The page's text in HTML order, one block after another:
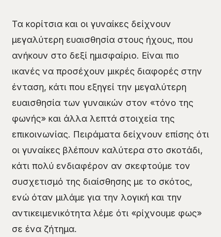
Τα κορίτσια και οι γυναίκες δείχνουν
μεγαλύτερη ευαισθησία στους ήχους, που
ανήκουν στο δεξί ημισφαίριο. Είναι πιο
ικανές να προσέχουν μικρές διαφορές στην
ένταση, κάτι που εξηγεί την μεγαλύτερη
ευαισθησία των γυναικών στον «τόνο της
φωνής» και άλλα λεπτά στοιχεία της
επικοινωνίας. Πειράματα δείχνουν επίσης ότι
οι γυναίκες βλέπουν καλύτερα στο σκοτάδι,
κάτι πολύ ενδιαφέρον αν σκεφτούμε τον
συσχετισμό της διαίσθησης με το σκότος,
ενώ όταν μιλάμε για την λογική και την
αντικειμενικότητα λέμε ότι «ρίχνουμε φως»
σε ένα ζήτημα.